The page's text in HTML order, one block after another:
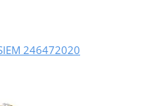
246472020